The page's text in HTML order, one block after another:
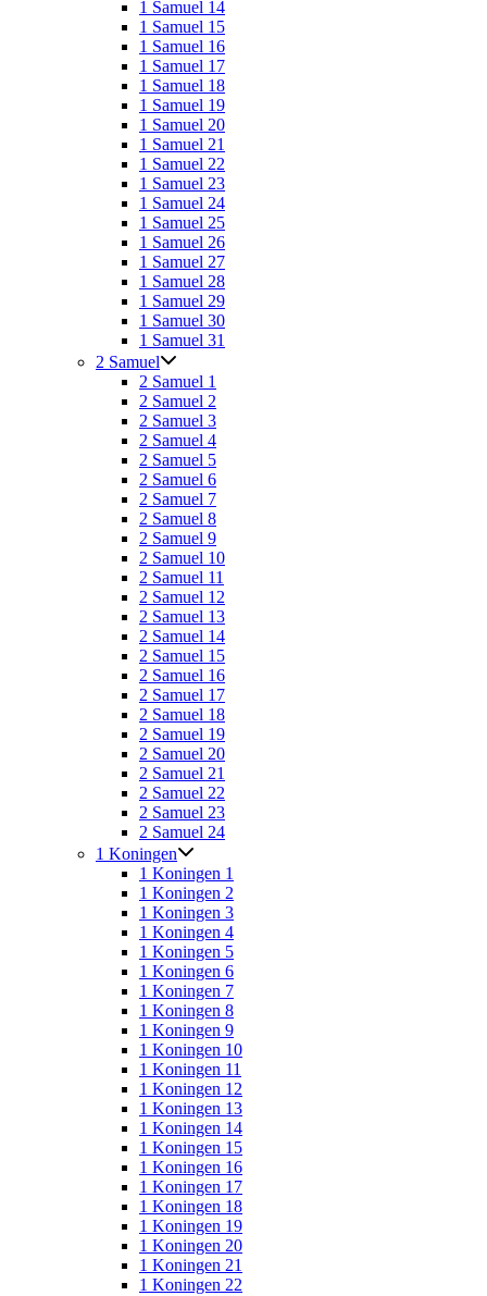
1 Samuel 14
1 Samuel 15
1 Samuel 16
1 Samuel 17
1 Samuel 18
1 Samuel 19
1 Samuel 20
1 Samuel 21
1 Samuel 22
1 Samuel 23
1 Samuel 24
1 Samuel 25
1 Samuel 26
1 Samuel 27
1 Samuel 28
1 Samuel 29
1 Samuel 30
1 Samuel 31
2 Samuel
2 Samuel 1
2 Samuel 2
2 Samuel 3
2 Samuel 4
2 Samuel 5
2 Samuel 6
2 Samuel 7
2 Samuel 8
2 Samuel 9
2 Samuel 10
2 Samuel 11
2 Samuel 12
2 Samuel 13
2 Samuel 14
2 Samuel 15
2 Samuel 16
2 Samuel 17
2 Samuel 18
2 Samuel 19
2 Samuel 20
2 Samuel 21
2 Samuel 22
2 Samuel 23
2 Samuel 24
1 Koningen
1 Koningen 1
1 Koningen 2
1 Koningen 3
1 Koningen 4
1 Koningen 5
1 Koningen 6
1 Koningen 7
1 Koningen 8
1 Koningen 9
1 Koningen 10
1 Koningen 11
1 Koningen 12
1 Koningen 13
1 Koningen 14
1 Koningen 15
1 Koningen 16
1 Koningen 17
1 Koningen 18
1 Koningen 19
1 Koningen 20
1 Koningen 21
1 Koningen 22